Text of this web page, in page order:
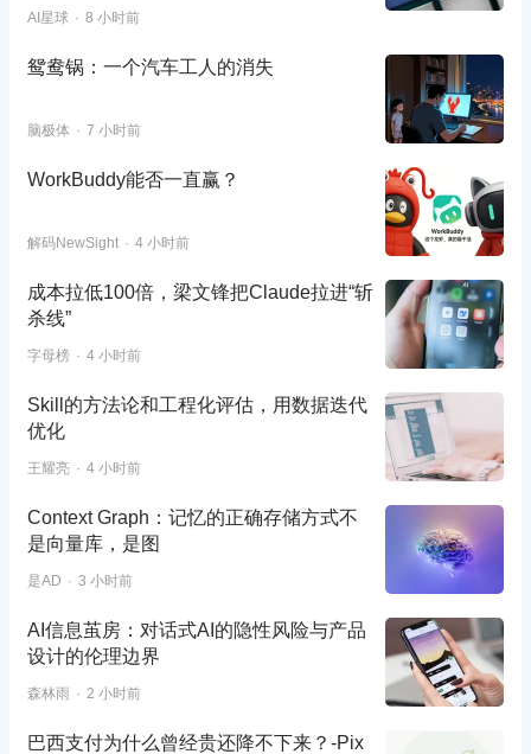
AI星球 8 小时前
鸳鸯锅：一个汽车工人的消失
脑极体 7 小时前
WorkBuddy能否一直赢？
解码NewSight 4 小时前
成本拉低100倍，梁文锋把Claude拉进“斩
杀线”
字母榜 4 小时前
Skill的方法论和工程化评估，用数据迭代
优化
王耀亮 4 小时前
Context Graph：记忆的正确存储方式不
是向量库，是图
是AD 3 小时前
AI信息茧房：对话式AI的隐性风险与产品
设计的伦理边界
森林雨 2 小时前
巴西支付为什么曾经贵还降不下来？-Pix